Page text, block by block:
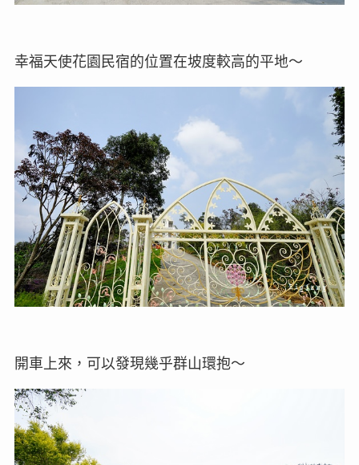
幸福天使花園民宿的位置在坡度較高的平地～
開車上來，可以發現幾乎群山環抱～